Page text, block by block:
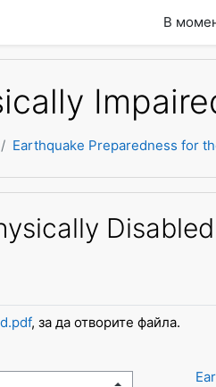
В
Earthquake Preparedness for
Disabled
, за да отворите файла.